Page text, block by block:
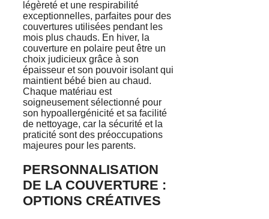
légèreté et une respirabilité
exceptionnelles, parfaites pour des
couvertures utilisées pendant les
mois plus chauds. En hiver, la
couverture en polaire peut être un
choix judicieux grâce à son
épaisseur et son pouvoir isolant qui
maintient bébé bien au chaud.
Chaque matériau est
soigneusement sélectionné pour
son hypoallergénicité et sa facilité
de nettoyage, car la sécurité et la
praticité sont des préoccupations
majeures pour les parents.
PERSONNALISATION
DE LA COUVERTURE :
OPTIONS CRÉATIVES